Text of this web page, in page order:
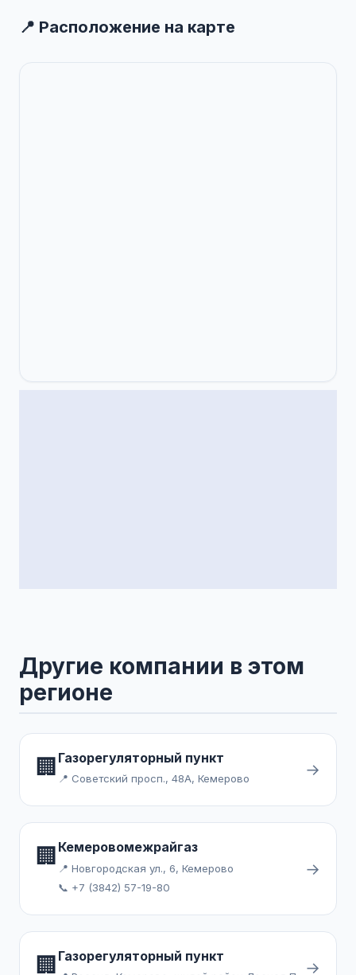
📍 Расположение на карте
Другие компании в этом
регионе
🏢 Газорегуляторный пункт
📍 Советский просп., 48А, Кемерово →
🏢 Кемеровомежрайгаз
📍 Новгородская ул., 6, Кемерово
📞 +7 (3842) 57-19-80
→
🏢 Газорегуляторный пункт
→